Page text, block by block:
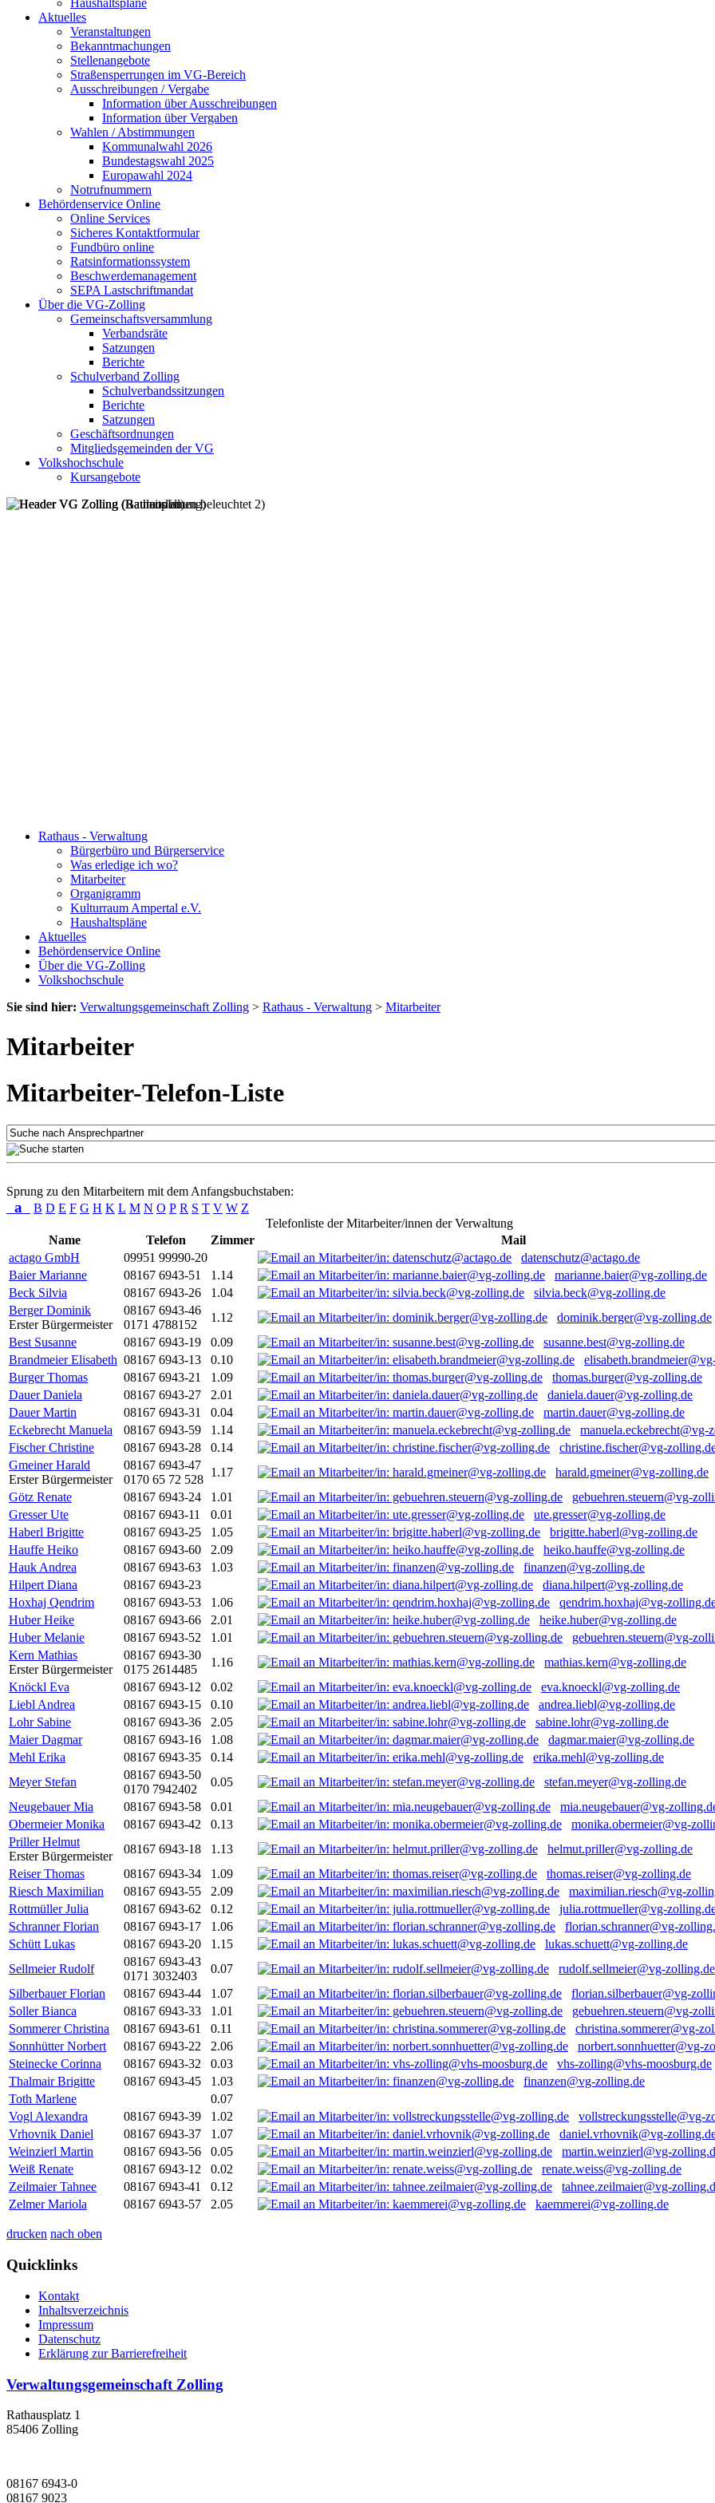
Haushaltspläne
Aktuelles
Veranstaltungen
Bekanntmachungen
Stellenangebote
Straßensperrungen im VG-Bereich
Ausschreibungen / Vergabe
Information über Ausschreibungen
Information über Vergaben
Wahlen / Abstimmungen
Kommunalwahl 2026
Bundestagswahl 2025
Europawahl 2024
Notrufnummern
Behördenservice Online
Online Services
Sicheres Kontaktformular
Fundbüro online
Ratsinformationssystem
Beschwerdemanagement
SEPA Lastschriftmandat
Über die VG-Zolling
Gemeinschaftsversammlung
Verbandsräte
Satzungen
Berichte
Schulverband Zolling
Schulverbandssitzungen
Berichte
Satzungen
Geschäftsordnungen
Mitgliedsgemeinden der VG
Volkshochschule
Kursangebote
Rathaus - Verwaltung
Bürgerbüro und Bürgerservice
Was erledige ich wo?
Mitarbeiter
Organigramm
Kulturraum Ampertal e.V.
Haushaltspläne
Aktuelles
Behördenservice Online
Über die VG-Zolling
Volkshochschule
Sie sind hier: Verwaltungsgemeinschaft Zolling > Rathaus - Verwaltung > Mitarbeiter
Mitarbeiter
Mitarbeiter-Telefon-Liste
Sprung zu den Mitarbeitern mit dem Anfangsbuchstaben:
a B D E F G H K L M N O P R S T V W Z
Telefonliste der Mitarbeiter/innen der Verwaltung
Name
Telefon Zimmer
Mail
actago GmbH
09951 99990-20
datenschutz@actago.de
Baier Marianne
08167 6943-51 1.14
marianne.baier@vg-zolling.de
Beck Silvia
08167 6943-26 1.04
silvia.beck@vg-zolling.de
Berger Dominik
Erster Bürgermeister
08167 6943-46
0171 4788152
1.12
dominik.berger@vg-zolling.de
Best Susanne
08167 6943-19 0.09
susanne.best@vg-zolling.de
Brandmeier Elisabeth 08167 6943-13 0.10
Burger Thomas
08167 6943-21 1.09
thomas.burger@vg-zolling.de
Dauer Daniela
08167 6943-27 2.01
daniela.dauer@vg-zolling.de
Dauer Martin
08167 6943-31 0.04
martin.dauer@vg-zolling.de
Eckebrecht Manuela
08167 6943-59 1.14
manuela.eckebrecht@vg-
Fischer Christine
08167 6943-28 0.14
christine.fischer@vg-
Gmeiner Harald
Erster Bürgermeister
08167 6943-47
0170 65 72 528
1.17
harald.gmeiner@vg-zolling.de
Götz Renate
08167 6943-24 1.01
gebuehren.steuern@vg-
Gresser Ute
08167 6943-11 0.01
ute.gresser@vg-zolling.de
Haberl Brigitte
08167 6943-25 1.05
brigitte.haberl@vg-zolling.de
Hauffe Heiko
08167 6943-60 2.09
heiko.hauffe@vg-zolling.de
Hauk Andrea
08167 6943-63 1.03
finanzen@vg-zolling.de
Hilpert Diana
08167 6943-23
diana.hilpert@vg-zolling.de
Hoxhaj Qendrim
08167 6943-53 1.06
qendrim.hoxhaj@vg-
Huber Heike
08167 6943-66 2.01
heike.huber@vg-zolling.de
Huber Melanie
08167 6943-52 1.01
gebuehren.steuern@vg-
Kern Mathias
Erster Bürgermeister
08167 6943-30
0175 2614485
1.16
mathias.kern@vg-zolling.de
Knöckl Eva
08167 6943-12 0.02
eva.knoeckl@vg-zolling.de
Liebl Andrea
08167 6943-15 0.10
andrea.liebl@vg-zolling.de
Lohr Sabine
08167 6943-36 2.05
sabine.lohr@vg-zolling.de
Maier Dagmar
08167 6943-16 1.08
dagmar.maier@vg-zolling.de
Mehl Erika
08167 6943-35 0.14
erika.mehl@vg-zolling.de
Meyer Stefan
08167 6943-50
0170 7942402
0.05
stefan.meyer@vg-zolling.de
Neugebauer Mia
08167 6943-58 0.01
mia.neugebauer@vg-
Obermeier Monika
08167 6943-42 0.13
monika.obermeier@vg-
Priller Helmut
Erster Bürgermeister
08167 6943-18 1.13
helmut.priller@vg-zolling.de
Reiser Thomas
08167 6943-34 1.09
thomas.reiser@vg-zolling.de
Riesch Maximilian
08167 6943-55 2.09
maximilian.riesch@vg-
Rottmüller Julia
08167 6943-62 0.12
julia.rottmueller@vg-
Schranner Florian
08167 6943-17 1.06
florian.schranner@vg-
Schütt Lukas
08167 6943-20 1.15
lukas.schuett@vg-zolling.de
Sellmeier Rudolf
08167 6943-43
0171 3032403
0.07
rudolf.sellmeier@vg-zolling.de
Silberbauer Florian
08167 6943-44 1.07
florian.silberbauer@vg-
Soller Bianca
08167 6943-33 1.01
gebuehren.steuern@vg-
Sommerer Christina
08167 6943-61 0.11
christina.sommerer@vg-
Sonnhütter Norbert
08167 6943-22 2.06
norbert.sonnhuetter@vg-
Steinecke Corinna
08167 6943-32 0.03
vhs-zolling@vhs-moosburg.de
Thalmair Brigitte
08167 6943-45 1.03
finanzen@vg-zolling.de
Toth Marlene
0.07
Vogl Alexandra
08167 6943-39 1.02
vollstreckungsstelle@vg-
Vrhovnik Daniel
08167 6943-37 1.07
daniel.vrhovnik@vg-
Weinzierl Martin
08167 6943-56 0.05
martin.weinzierl@vg-
Weiß Renate
08167 6943-12 0.02
renate.weiss@vg-zolling.de
Zeilmaier Tahnee
08167 6943-41 0.12
tahnee.zeilmaier@vg-
Zelmer Mariola
08167 6943-57 2.05 kaemmerei@vg-zolling.de
drucken nach oben
Quicklinks
Kontakt
Inhaltsverzeichnis
Impressum
Datenschutz
Erklärung zur Barrierefreiheit
Verwaltungsgemeinschaft Zolling
Rathausplatz 1
85406 Zolling
08167 6943-0
08167 9023